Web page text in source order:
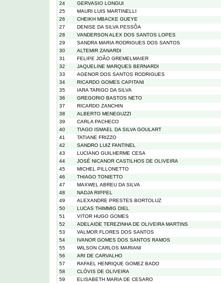
24
GERVASIO LONGUI
25
MAURI LUIS MARTINELLI
26
CHEIKH MBACKE GUEYE
27
DENISE DA SILVA PESSÔA
28
VANDERSON ALEX DOS SANTOS LOPES
29
SANDRA MARIA RODRIGUES DOS SANTOS
30
ALTEMIR ZANARDI
31
FELIPE JOÃO GREMELMAIER
32
JAQUELINE MARQUES BERNARDI
33
AGENOR DOS SANTOS RODRIGUES
34
RICARDO GOMES CAPITANI
35
IARA TARIGO DA SILVA
36
GREGORIO BASTOS NETO
37
RICARDO ZANCHIN
38
ALBERTO MENEGUZZI
39
CARLA PACHECO
40
TIAGO ISMAEL DA SILVA GOULART
41
TATIANE FRIZZO
42
SANDRO LUIZ FANTINEL
43
LUCIANO GUILHERME CESA
44
JOSÉ NICANOR CASTILHOS DE OLIVEIRA
45
MICHEL PILLONETTO
46
THIAGO TONIETTO
47
MAXWEL ABREU DA SILVA
48
NADJA RIPPEL
49
ALEXANDRE PRESTES BORTOLUZ
50
LUCAS THIMMIG DIEL
51
VITOR HUGO GOMES
52
ADELAIDE TEREZINHA DE OLIVEIRA MARTINS
53
VALMOR FLORES DOS SANTOS
54
IVANOR GOMES DOS SANTOS RAMOS
55
WILSON CARLOS MARIANI
56
ARI DE CARVALHO
57
RAFAEL HENRIQUE GOMEZ BADO
58
CLÓVIS DE OLIVEIRA
59
ELISABETH MARIA DE CESARO